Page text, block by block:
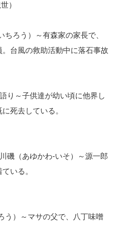
）
ろう）～有森家の家長で、
台風の救助活動中に落石事故
り～子供達が幼い頃に他界し
死去している。
磯（あゆかわ-いそ）～源一郎
いる。
う）～マサの父で、八丁味噌